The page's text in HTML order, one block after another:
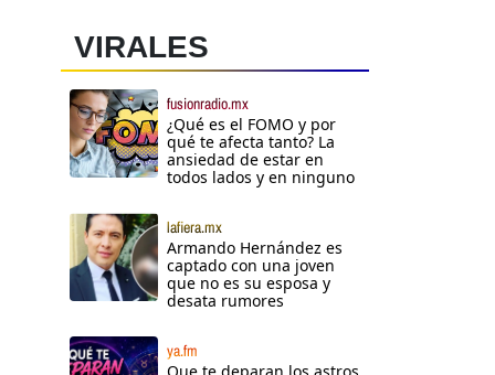
VIRALES
fusionradio.mx
¿Qué es el FOMO y por
qué te afecta tanto? La
ansiedad de estar en
todos lados y en ninguno
lafiera.mx
Armando Hernández es
captado con una joven
que no es su esposa y
desata rumores
ya.fm